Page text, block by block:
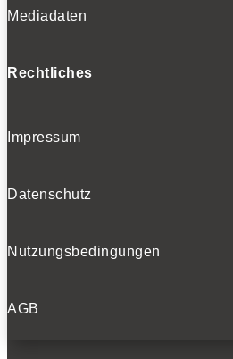
Mediadaten
Rechtliches
Impressum
Datenschutz
Nutzungsbedingungen
AGB